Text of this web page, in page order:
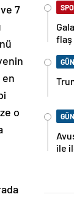
7
en
o
flaş
ile